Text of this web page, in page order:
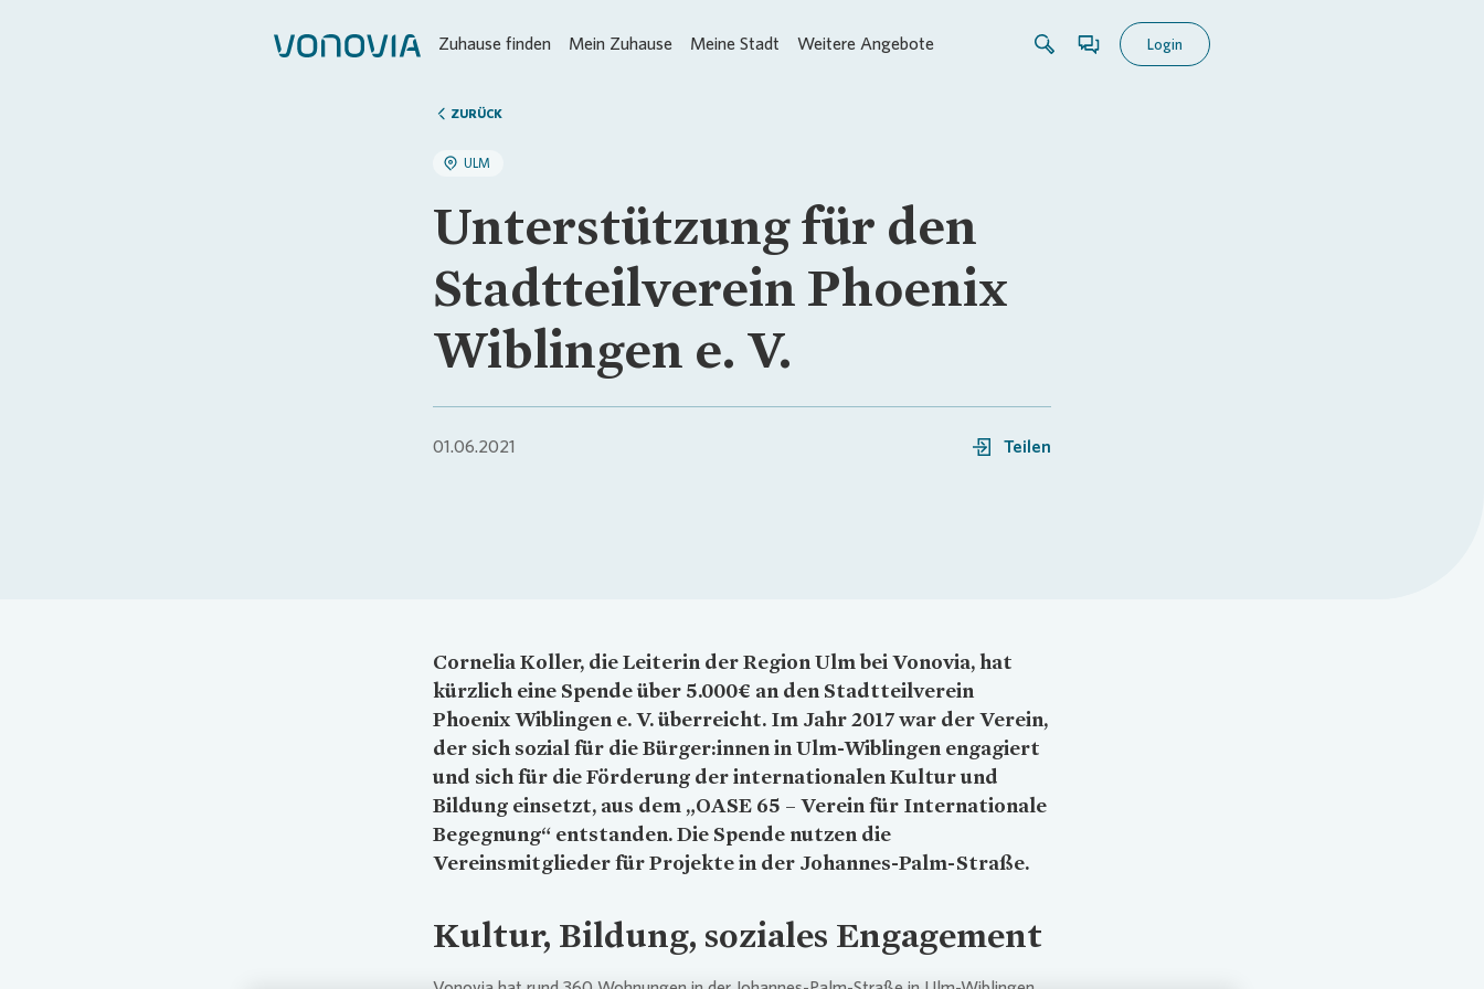
Zuhause finden Mein Zuhause Meine Stadt Weitere Angebote Login
ZURÜCK
ULM
Unterstützung für den
Stadtteilverein Phoenix
Wiblingen e. V.
01.06.2021 Teilen
Cornelia Koller, die Leiterin der Region Ulm beiVonovia, hat
kürzlich eine Spende über 5.000€ an den Stadtteilverein
Phoenix Wiblingen e. V. überreicht. Im Jahr 2017 war der Verein,
der sich sozial für die Bürger:innen in Ulm-Wiblingen engagiert
und sich für die Förderung der internationalen Kultur und
Bildung einsetzt, aus dem „OASE 65 – Verein für Internationale
Begegnung“ entstanden. Die Spende nutzen die
Vereinsmitglieder für Projekte in der Johannes-Palm-Straße.
Kultur, Bildung, soziales Engagement